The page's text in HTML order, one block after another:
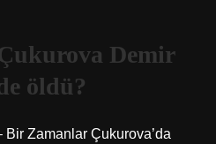
Demir
öldü?
Bir Zamanlar Çukurova’da